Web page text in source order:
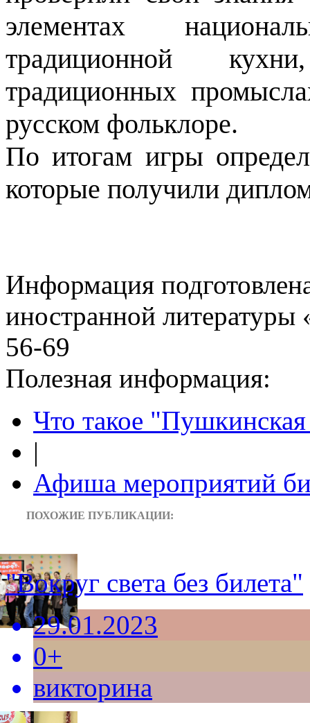
элементах
традиционной
традиционных
русском фольклоре.
По итогам игры
которые получили
Информация
иностранной
56-69
Полезная информация:
Что такое "Пушкинская
|
Афиша мероприятий
ПОХОЖИЕ ПУБЛИКАЦИИ:
"Вокруг света без билета"
29.01.2023
0+
викторина